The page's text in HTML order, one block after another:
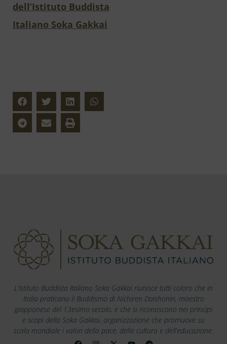
dell’Istituto Buddista
Italiano Soka Gakkai
L’Istituto Buddista Italiano Soka Gakkai riunisce tutti coloro che in
Italia praticano il Buddismo di Nichiren Daishonin, maestro
giapponese del 13esimo secolo, e che si riconoscono nei principi
e scopi della Soka Gakkai, organizzazione che promuove su
scala mondiale i valori della pace, della cultura e dell’educazione.